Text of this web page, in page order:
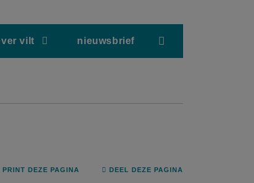
vilt nieuwsbrief
PRINT DEZE PAGINA DEEL DEZE PAGINA